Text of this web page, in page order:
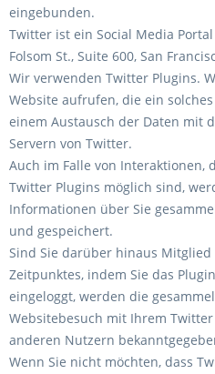
eingebunden.
Twitter ist ein Social Media
Folsom St., Suite 600, San
Wir verwenden Twitter Plugins.
Website aufrufen, die ein
einem Austausch der Daten mit
Servern von Twitter.
Auch im Falle von Interaktionen,
Twitter Plugins möglich sind,
Informationen über Sie
und gespeichert.
Sind Sie darüber hinaus
Zeitpunktes, indem Sie das
eingeloggt, werden die
Websitebesuch mit Ihrem
anderen Nutzern
Wenn Sie nicht möchten, dass